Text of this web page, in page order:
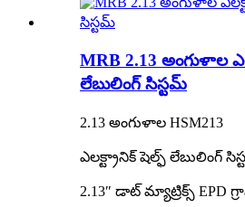
MRB 2.13 అంగుళాల
లేబులింగ్ సిస్టమ్
2.13 అంగుళాల HSM213
ఎలక్ట్రానిక్ షెల్ఫ్ లేబులింగ్
2.13″ డాట్ మ్యాట్రిక్స్ EPD